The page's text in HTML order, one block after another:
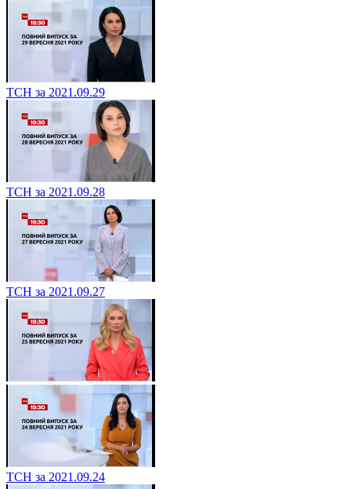
ТСН за 2021.09.29
ТСН за 2021.09.28
ТСН за 2021.09.27
ТСН за 2021.09.24